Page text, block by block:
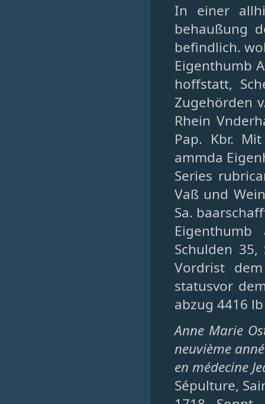
In einer
behaußung
befindlich.
Eigenthumb
hoffstatt,
Zugehörden
Rhein
Pap. Kbr.
ammda
Series
Vaß und
Sa.
Schulden
Vordrist
statusvor
abzug 4416 lb
Anne Marie
neuvième
en médecine
Sépulture,